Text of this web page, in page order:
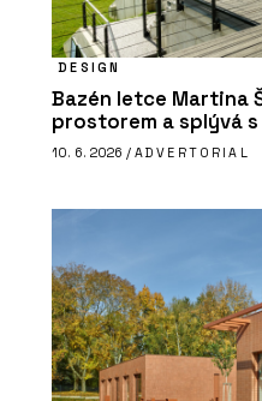
DESIGN
Bazén letce Martina
prostorem a splývá
10. 6. 2026 / ADVERTORIAL